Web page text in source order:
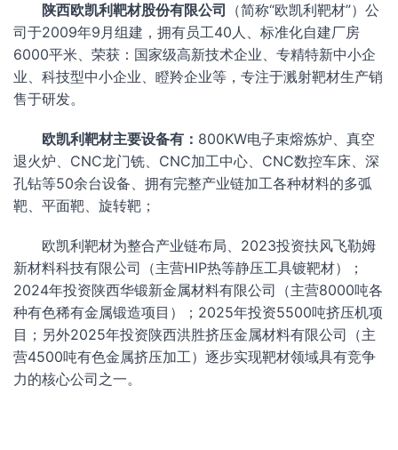
陕西欧凯利靶材股份有限公司
（简称“欧凯利靶材”）公
司于2009年9月组建，拥有员工40人、标准化自建厂房
6000平米、荣获：国家级高新技术企业、专精特新中小企
业、科技型中小企业、瞪羚企业等，专注于溅射靶材生产销
售于研发。
欧凯利靶材主要设备有： 800KW电子束熔炼炉、真空
退火炉、CNC龙门铣、CNC加工中心、CNC数控车床、深
孔钻等50余台设备、拥有完整产业链加工各种材料的多弧
靶、平面靶、旋转靶；
欧凯利靶材为整合产业链布局、2023投资扶风飞勒姆
新材料科技有限公司（主营HIP热等静压工具镀靶材）；
2024年投资陕西华锻新金属材料有限公司（主营8000吨各
种有色稀有金属锻造项目）；2025年投资5500吨挤压机项
目；另外2025年投资陕西洪胜挤压金属材料有限公司（主
营4500吨有色金属挤压加工）逐步实现靶材领域具有竞争
力的核心公司之一。